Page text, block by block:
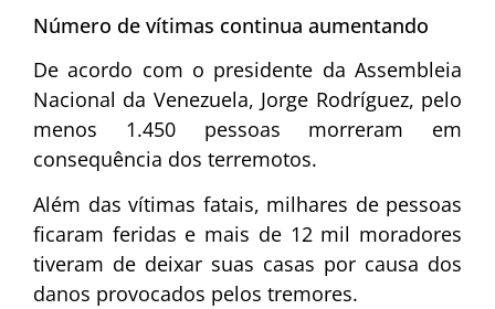
Número de vítimas continua aumentando
De acordo com o presidente da Assembleia
Nacional da Venezuela, Jorge Rodríguez, pelo
menos 1.450 pessoas morreram em
consequência dos terremotos.
Além das vítimas fatais, milhares de pessoas
ficaram feridas e mais de 12 mil moradores
tiveram de deixar suas casas por causa dos
danos provocados pelos tremores.